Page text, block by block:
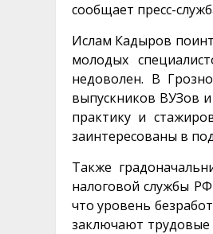
сообщает пресс-
Ислам Кадыров
молодых
недоволен. В
выпускников ВУЗов
практику и
заинтересованы в
Также
налоговой службы
что уровень
заключают трудовые